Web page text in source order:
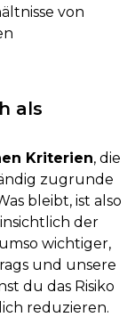
von
als
Kriterien, die
zugrunde
bleibt, ist also
der
wichtiger,
und unsere
du das Risiko
reduzieren.